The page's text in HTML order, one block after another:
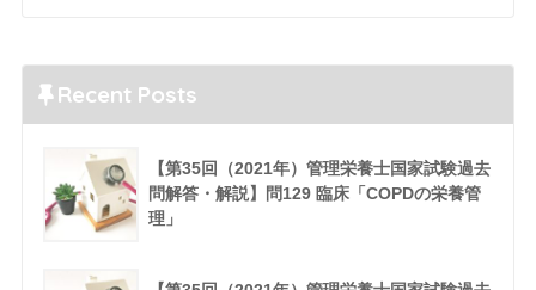
Recent Posts
【第35回（2021年）管理栄養士国家試験過去
問解答・解説】問129 臨床「COPDの栄養管
理」